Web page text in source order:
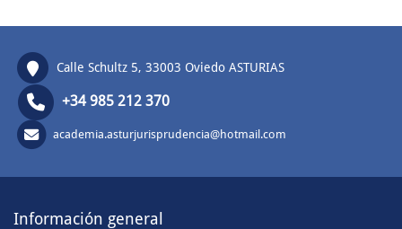
Calle Schultz 5, 33003 Oviedo ASTURIAS
+34 985 212 370
academia.asturjurisprudencia@hotmail.com
Información general